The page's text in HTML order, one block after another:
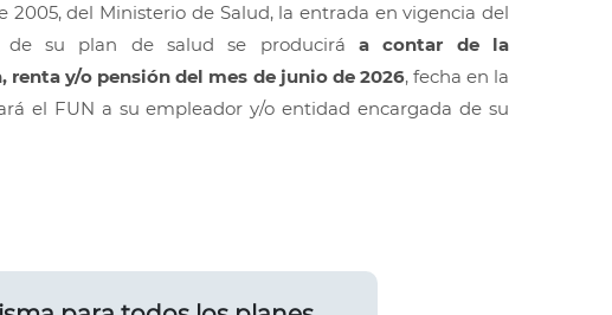
2005, del Ministerio de Salud, la entrada en vigencia del
de su plan de salud se producirá a contar de la
renta y/o pensión del mes de junio de 2026, fecha en la
el FUN a su empleador y/o entidad encargada de su